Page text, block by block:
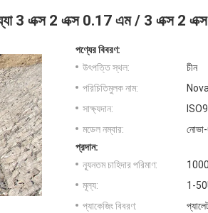
3 এক্স 2 এক্স 0.17 এম / 3 এক্স 2
পণ্যের বিবরণ:
উৎপত্তি স্থল:
চীন
পরিচিতিমুলক নাম:
সাক্ষ্যদান:
মডেল নম্বার:
প্রদান:
ন্যূনতম চাহিদার পরিমাণ:
মূল্য:
1-
প্যাকেজিং বিবরণ: